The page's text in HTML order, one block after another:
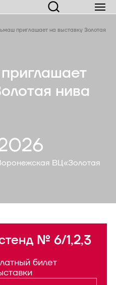
приглашает на выставку Золотая
нива
ВЦ«Золотая
№ 6/1,2,3
билет